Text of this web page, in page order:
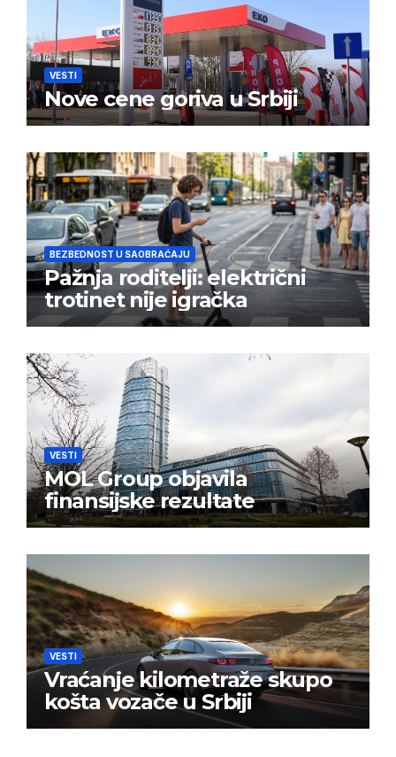
VESTI
Nove cene goriva u Srbiji
BEZBEDNOST U SAOBRAĆAJU
Pažnja roditelji: električni
trotinet nije igračka
VESTI
MOL Group objavila
finansijske rezultate
VESTI
Vraćanje kilometraže skupo
košta vozače u Srbiji